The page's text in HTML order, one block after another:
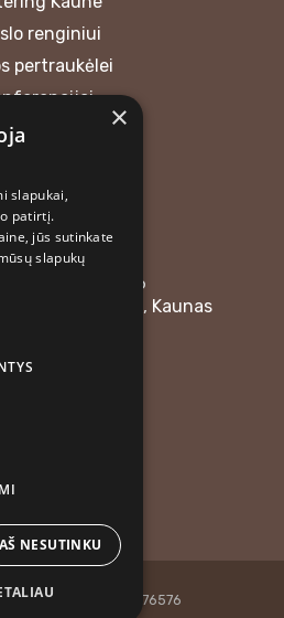
renginiui
pertraukėlei
skonį”
304476576
g. 58, LT-48357, Kaunas
08:00–12:00
skonį" · Įm. k. 304476576
×
slapukai,
patirtį.
jūs sutinkate
slapukų
AŠ NESUTINKU